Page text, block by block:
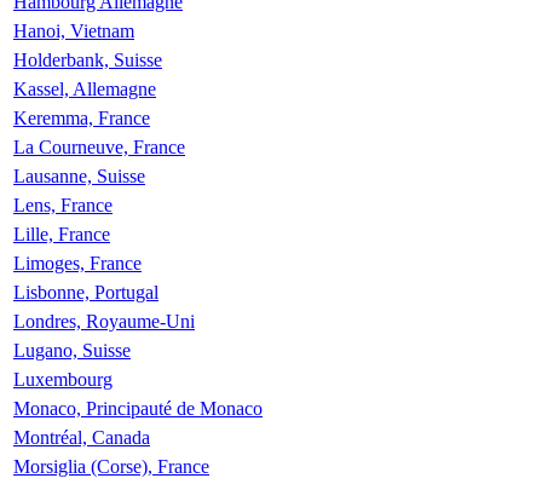
Hanoi, Vietnam
Holderbank, Suisse
Kassel, Allemagne
Keremma, France
La Courneuve, France
Lausanne, Suisse
Lens, France
Lille, France
Limoges, France
Lisbonne, Portugal
Londres, Royaume-Uni
Lugano, Suisse
Luxembourg
Monaco, Principauté de Monaco
Montréal, Canada
Morsiglia (Corse), France